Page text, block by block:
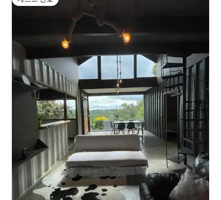
게스트 선호